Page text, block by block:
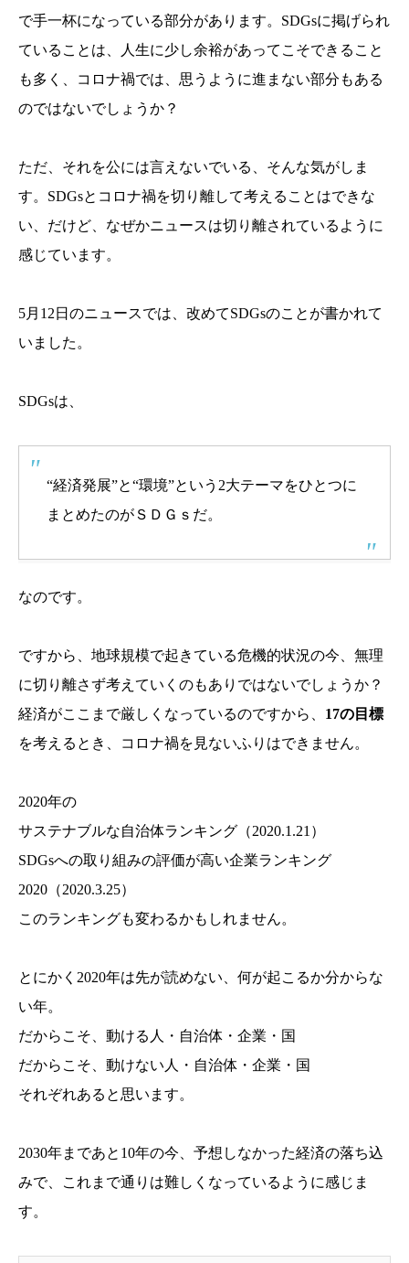
で手一杯になっている部分があります。SDGsに掲げられ
ていることは、人生に少し余裕があってこそできること
も多く、コロナ禍では、思うように進まない部分もある
のではないでしょうか？
ただ、それを公には言えないでいる、そんな気がしま
す。SDGsとコロナ禍を切り離して考えることはできな
い、だけど、なぜかニュースは切り離されているように
感じています。
5月12日のニュースでは、改めてSDGsのことが書かれて
いました。
SDGsは、
“経済発展”と“環境”という2大テーマをひとつに
まとめたのがＳＤＧｓだ。
なのです。
ですから、地球規模で起きている危機的状況の今、無理
に切り離さず考えていくのもありではないでしょうか？
経済がここまで厳しくなっているのですから、 17の目標
を考えるとき、コロナ禍を見ないふりはできません。
2020年の
サステナブルな自治体ランキング（2020.1.21）
SDGsへの取り組みの評価が高い企業ランキング
2020（2020.3.25）
このランキングも変わるかもしれません。
とにかく2020年は先が読めない、何が起こるか分からな
い年。
だからこそ、動ける人・自治体・企業・国
だからこそ、動けない人・自治体・企業・国
それぞれあると思います。
2030年まであと10年の今、予想しなかった経済の落ち込
みで、これまで通りは難しくなっているように感じま
す。